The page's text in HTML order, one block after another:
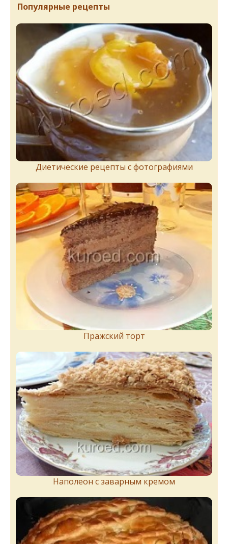
Популярные рецепты
Диетические рецепты с фотографиями
Пражский торт
Наполеон с заварным кремом